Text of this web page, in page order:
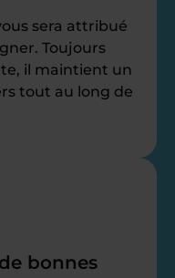
sera attribué
Toujours
il maintient un
tout au long de
bonnes